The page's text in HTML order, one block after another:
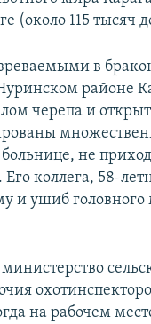
(около 115 тысяч
в
районе
черепа и
не
коллега, 58-
и ушиб головного
на рабочем